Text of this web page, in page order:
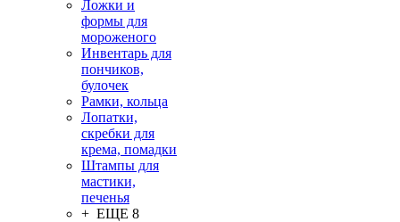
Ложки и
формы для
мороженого
Инвентарь для
пончиков,
булочек
Рамки, кольца
Лопатки,
скребки для
крема, помадки
Штампы для
мастики,
печенья
+ ЕЩЕ 8